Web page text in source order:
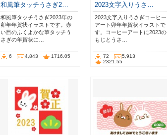
和風筆タッチうさぎ2…
和風筆タッチうさぎ2023年の
卯年年賀状イラストです。赤
い目のふくよかな筆タッチう
さぎの年賀状に…
6 4,843 1716.05
2023文字入りうさ…
2023文字入りうさぎコーヒー
アート卯年年賀状イラストで
す。コーヒーアートに2023の
もじとうさ…
72
5,913
2321.55